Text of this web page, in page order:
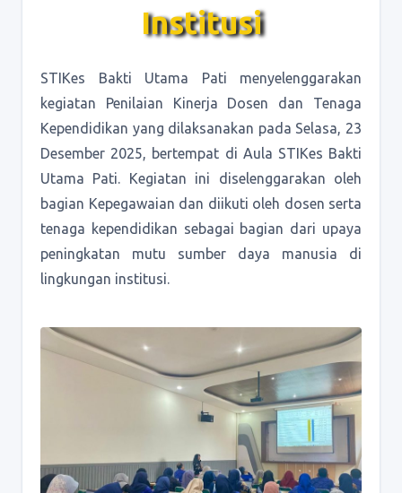
Institusi
STIKes Bakti Utama Pati menyelenggarakan
kegiatan Penilaian Kinerja Dosen dan Tenaga
Kependidikan yang dilaksanakan pada Selasa, 23
Desember 2025, bertempat di Aula STIKes Bakti
Utama Pati. Kegiatan ini diselenggarakan oleh
bagian Kepegawaian dan diikuti oleh dosen serta
tenaga kependidikan sebagai bagian dari upaya
peningkatan mutu sumber daya manusia di
lingkungan institusi.